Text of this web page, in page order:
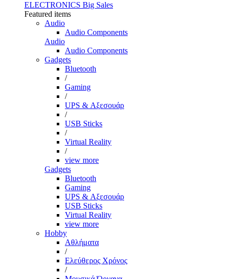
ELECTRONICS Big Sales
Featured items
Audio
Audio Components
Audio
Audio Components
Gadgets
Bluetooth
/
Gaming
/
UPS & Αξεσουάρ
/
USB Sticks
/
Virtual Reality
/
view more
Gadgets
Bluetooth
Gaming
UPS & Αξεσουάρ
USB Sticks
Virtual Reality
view more
Hobby
Αθλήματα
/
Ελεύθερος Χρόνος
/